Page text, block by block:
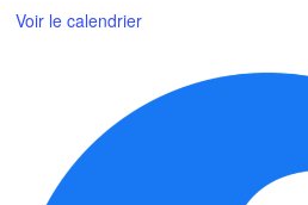
Voir le calendrier